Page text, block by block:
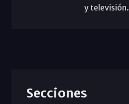
y televisión.
Secciones